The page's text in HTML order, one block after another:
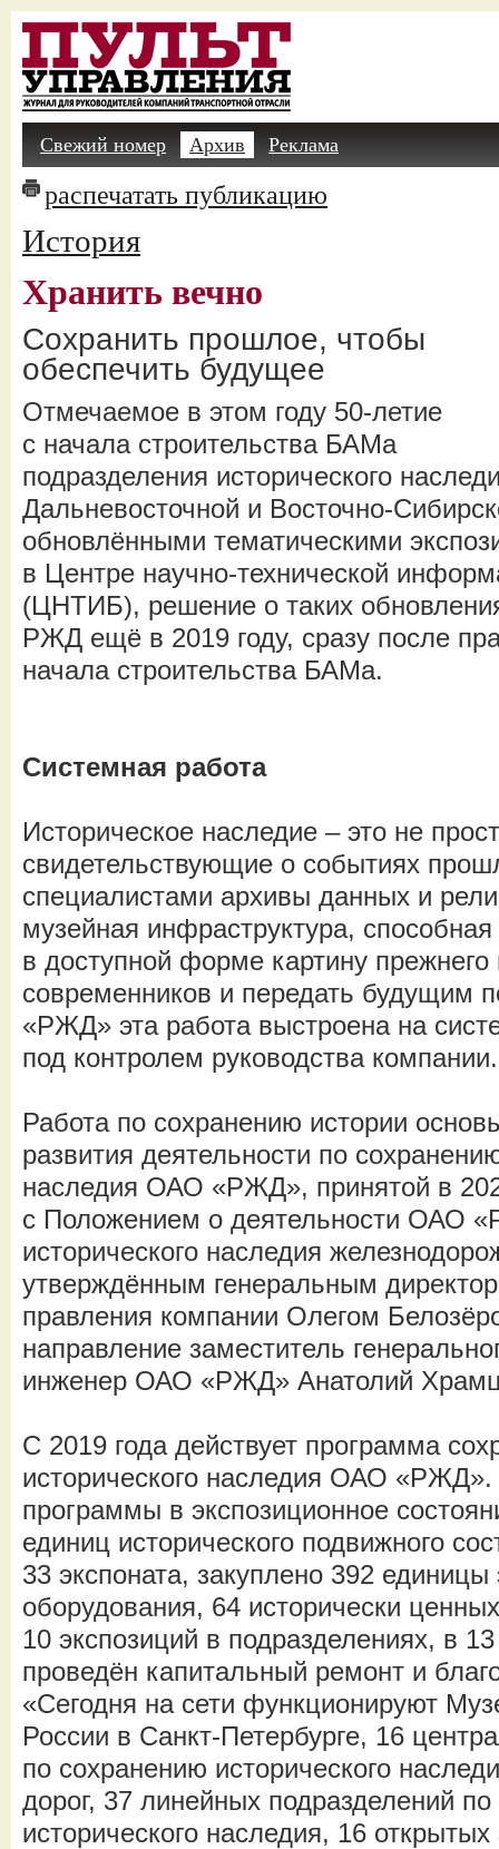
Свежий номер Архив Реклама
распечатать публикацию
История
Хранить вечно
Сохранить прошлое, чтобы
обеспечить будущее
Отмечаемое в этом году 50-летие
с начала строительства БАМа
подразделения исторического
Дальневосточной и Восточно-
обновлёнными тематическими
в Центре научно-технической
(ЦНТИБ), решение о таких
РЖД ещё в 2019 году, сразу после
начала строительства БАМа.
Системная работа
Историческое наследие – это не
свидетельствующие о событиях
специалистами архивы данных и
музейная инфраструктура, способная
в доступной форме картину
современников и передать будущим
«РЖД» эта работа выстроена на
под контролем руководства компании.
Работа по сохранению истории
развития деятельности по
наследия ОАО «РЖД», принятой в
с Положением о деятельности ОАО
исторического наследия
утверждённым генеральным
правления компании Олегом
направление заместитель
инженер ОАО «РЖД» Анатолий
С 2019 года действует программа
исторического наследия ОАО «РЖД».
программы в экспозиционное
единиц исторического подвижного
33 экспоната, закуплено 392 единицы
оборудования, 64 исторически
10 экспозиций в подразделениях, в
проведён капитальный ремонт и
«Сегодня на сети функционируют
России в Санкт-Петербурге, 16
по сохранению исторического
дорог, 37 линейных подразделений
исторического наследия, 16